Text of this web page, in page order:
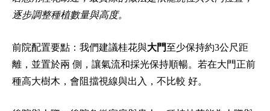
逐步調整種植數量與高度。
前院配置要點：我們建議桂花與大門至少保持約3公尺距
離，並置於兩 側，讓氣流和採光保持順暢。若在大門正前
種高大樹木，會阻擋視線與出入，不比較 好。